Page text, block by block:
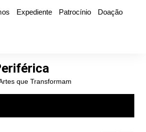
Expediente Patrocínio
Doação
que Transformam